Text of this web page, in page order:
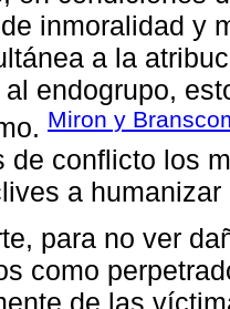
inmoralidad y
a la
endogrupo,
Miron y
de conflicto los
a
para no ver
como
de las